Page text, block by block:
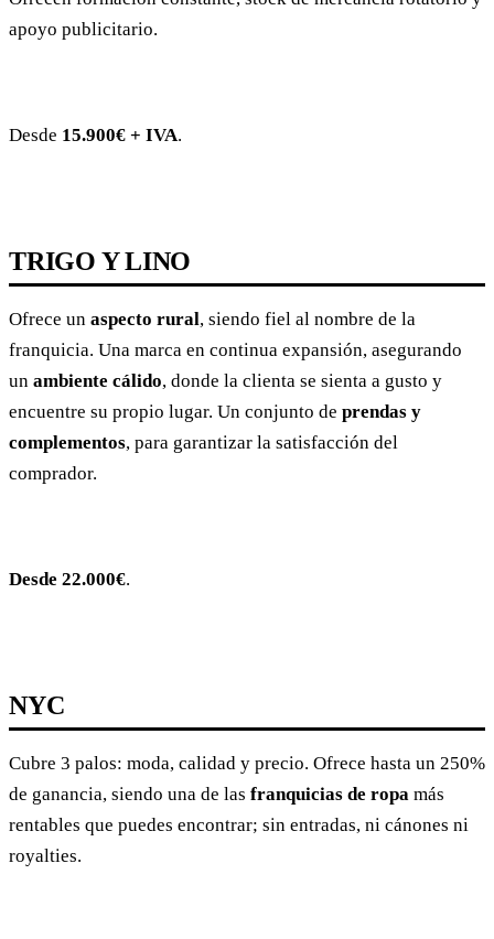
apoyo publicitario.
Desde 15.900€ + IVA.
TRIGO Y LINO
Ofrece un aspecto rural, siendo fiel al nombre de la
franquicia. Una marca en continua expansión, asegurando
un ambiente cálido, donde la clienta se sienta a gusto y
encuentre su propio lugar. Un conjunto de prendas y
complementos, para garantizar la satisfacción del
comprador.
Desde 22.000€.
NYC
Cubre 3 palos: moda, calidad y precio. Ofrece hasta un 250%
de ganancia, siendo una de las franquicias de ropa más
rentables que puedes encontrar; sin entradas, ni cánones ni
royalties.